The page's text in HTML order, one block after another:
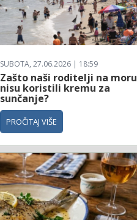
SUBOTA, 27.06.2026 | 18:59
Zašto naši roditelji na moru
nisu koristili kremu za
sunčanje?
PROČITAJ VIŠE